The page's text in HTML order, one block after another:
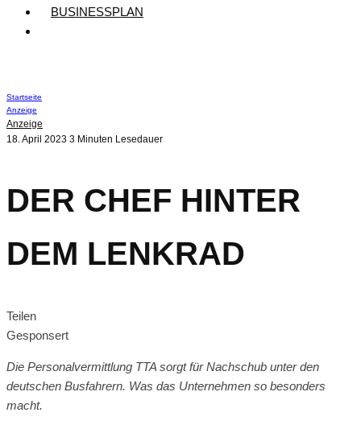
BUSINESSPLAN
Startseite
Anzeige
Anzeige
18. April 2023 3 Minuten Lesedauer
DER CHEF HINTER
DEM LENKRAD
Teilen
Gesponsert
Die Personalvermittlung TTA sorgt für Nachschub unter den
deutschen Busfahrern. Was das Unternehmen so besonders
macht.